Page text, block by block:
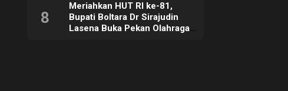
8
Meriahkan HUT RI ke-81,
Bupati Boltara Dr Sirajudin
Lasena Buka Pekan Olahraga